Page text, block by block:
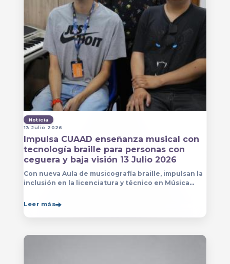
Noticia
13 Julio 2026
Impulsa CUAAD enseñanza musical con
tecnología braille para personas con
ceguera y baja visión 13 Julio 2026
Con nueva Aula de musicografía braille, impulsan la
inclusión en la licenciatura y técnico en Música
formen con mayor autonomía
Leer más